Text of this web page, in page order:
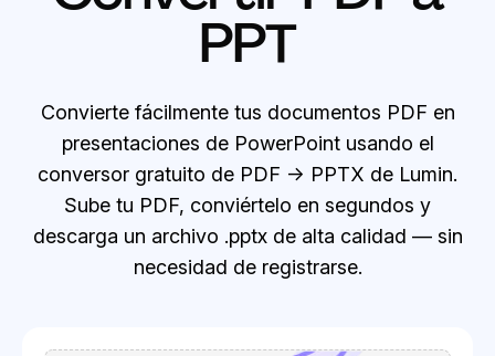
PPT
Convierte fácilmente tus documentos PDF en
presentaciones de PowerPoint usando el
conversor gratuito de PDF → PPTX de Lumin.
Sube tu PDF, conviértelo en segundos y
descarga un archivo .pptx de alta calidad — sin
necesidad de registrarse.